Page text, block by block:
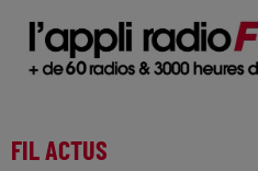
FIL ACTUS